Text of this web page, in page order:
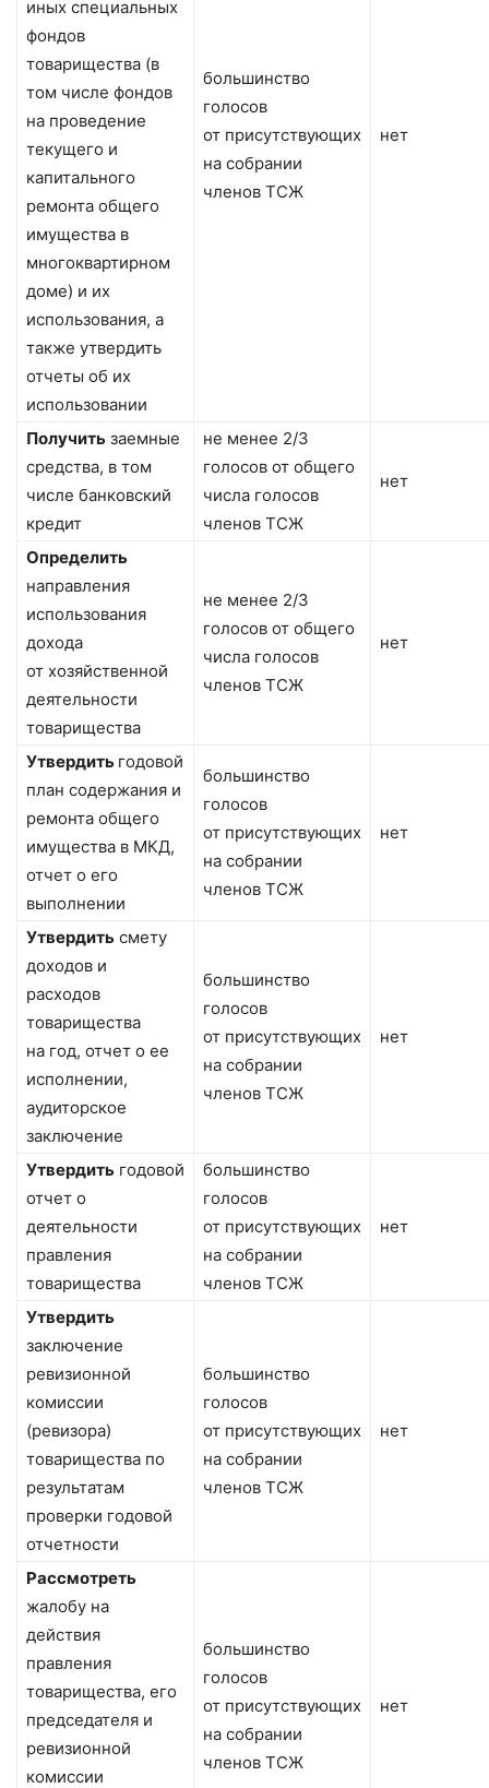
иных специальных
фондов
товарищества (в
том числе фондов
на проведение
текущего и
капитального
ремонта общего
имущества в
многоквартирном
доме) и их
использования, а
также утвердить
отчеты об их
использовании
большинство
голосов
от присутствующих
на собрании
членов ТСЖ
нет
Получить заемные
средства, в том
числе банковский
кредит
не менее 2/3
голосов от общего
числа голосов
членов ТСЖ
нет
Определить
направления
использования
дохода
от хозяйственной
деятельности
товарищества
не менее 2/3
голосов от общего
числа голосов
членов ТСЖ
нет
Утвердить годовой
план содержания и
ремонта общего
имущества в МКД,
отчет о его
выполнении
большинство
голосов
от присутствующих
на собрании
членов ТСЖ
нет
Утвердить смету
доходов и
расходов
товарищества
на год, отчет о ее
исполнении,
аудиторское
заключение
большинство
голосов
от присутствующих
на собрании
членов ТСЖ
нет
Утвердить годовой
отчет о
деятельности
правления
товарищества
большинство
голосов
от присутствующих
на собрании
членов ТСЖ
нет
Утвердить
заключение
ревизионной
комиссии
(ревизора)
товарищества по
результатам
проверки годовой
отчетности
большинство
голосов
от присутствующих
на собрании
членов ТСЖ
нет
Рассмотреть
жалобу на
действия
правления
товарищества, его
председателя и
ревизионной
комиссии
большинство
голосов
от присутствующих
на собрании
членов ТСЖ
нет